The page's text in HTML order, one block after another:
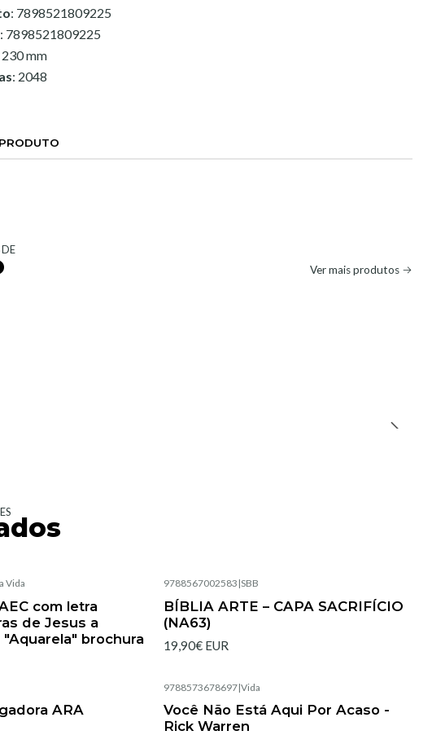
: 7898521809225
: 7898521809225
mm
: 2048
Ver mais produtos
Vida
com letra
de Jesus a
brochura
9788567002583 |SBB
BÍBLIA ARTE – CAPA SACRIFÍCIO
(NA63)
19,90€ EUR
ARA
9788573678697|Vida
Você Não Está Aqui Por Acaso -
Rick Warren